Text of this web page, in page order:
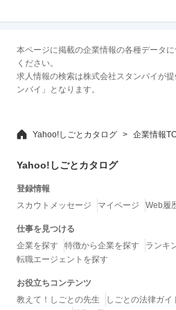
本ページに掲載の企業情報の各種データ
ください。
求人情報の検索は株式会社スタンバイが
ンバイ」となります。
Yahoo!しごとカタログ 企業情報
Yahoo!しごとカタログ
登録情報
スカウトメッセージ
マイページ Web履
仕事を見つける
企業を探す
特徴から企業を探す
ランキ
転職エージェントを探す
お役立ちコンテンツ
教えて！しごとの先生
しごとの法律ガイ